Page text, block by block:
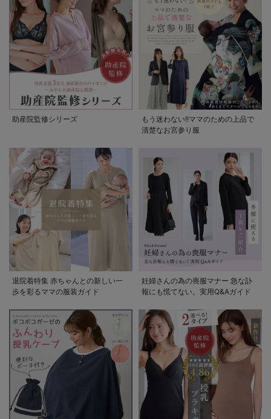
助産院監修シリーズ
もう迷わない!!ママのための上品で
清楚なお宮参り服
退院着特集 赤ちゃんとの新しい一
歩を彩るママの服装ガイド
妊婦さんの為の喪服マナー 急な訃
報にも慌てない。実用Q&Aガイド